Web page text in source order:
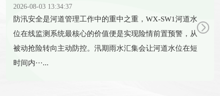
2026-08-03 13:34:37
​防汛安全是河道管理工作中的重中之重，WX-SW1河道水
位在线监测系统最核心的价值便是实现险情前置预警，从
被动抢险转向主动防控。汛期雨水汇集会让河道水位在短
时间内···...